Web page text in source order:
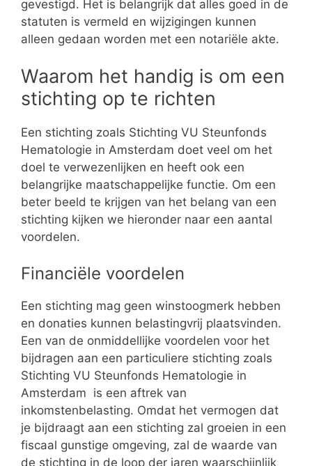
gevestigd. Het is belangrijk dat alles goed in de
statuten is vermeld en wijzigingen kunnen
alleen gedaan worden met een notariële akte.
Waarom het handig is om een
stichting op te richten
Een stichting zoals Stichting VU Steunfonds
Hematologie in Amsterdam doet veel om het
doel te verwezenlijken en heeft ook een
belangrijke maatschappelijke functie. Om een
beter beeld te krijgen van het belang van een
stichting kijken we hieronder naar een aantal
voordelen.
Financiële voordelen
Een stichting mag geen winstoogmerk hebben
en donaties kunnen belastingvrij plaatsvinden.
Een van de onmiddellijke voordelen voor het
bijdragen aan een particuliere stichting zoals
Stichting VU Steunfonds Hematologie in
Amsterdam is een aftrek van
inkomstenbelasting. Omdat het vermogen dat
je bijdraagt aan een stichting zal groeien in een
fiscaal gunstige omgeving, zal de waarde van
de stichting in de loop der jaren waarschijnlijk